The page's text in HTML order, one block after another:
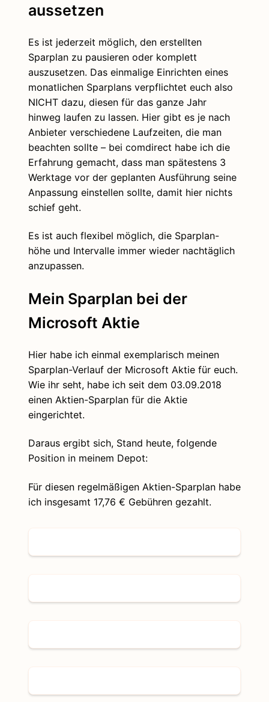
aussetzen
Es ist jederzeit möglich, den erstellten
Sparplan zu pausieren oder komplett
auszusetzen. Das einmalige Einrichten eines
monatlichen Sparplans verpflichtet euch also
NICHT dazu, diesen für das ganze Jahr
hinweg laufen zu lassen. Hier gibt es je nach
Anbieter verschiedene Laufzeiten, die man
beachten sollte – bei comdirect habe ich die
Erfahrung gemacht, dass man spätestens 3
Werktage vor der geplanten Ausführung seine
Anpassung einstellen sollte, damit hier nichts
schief geht.
Es ist auch flexibel möglich, die Sparplan-
höhe und Intervalle immer wieder nachtäglich
anzupassen.
Mein Sparplan bei der
Microsoft Aktie
Hier habe ich einmal exemplarisch meinen
Sparplan-Verlauf der Microsoft Aktie für euch.
Wie ihr seht, habe ich seit dem 03.09.2018
einen Aktien-Sparplan für die Aktie
eingerichtet.
Daraus ergibt sich, Stand heute, folgende
Position in meinem Depot:
Für diesen regelmäßigen Aktien-Sparplan habe
ich insgesamt 17,76 € Gebühren gezahlt.